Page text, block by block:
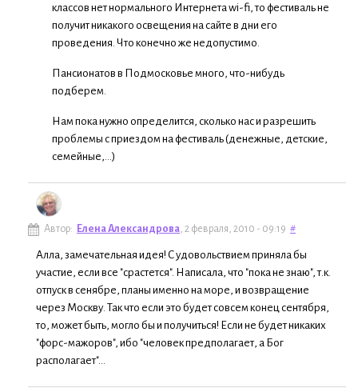
классов нет нормального Интернета wi-fi, то фестиваль не
получит никакого освещения на сайте в дни его
проведения. Что конечно же недопустимо.
Пансионатов в Подмосковье много, что-нибудь
подберем.
Нам пока нужно определится, сколько нас и разрешить
проблемы с приездом на фестиваль (денежные, детские,
семейные,...)
Автор: Елена Александрова, 2 февраля, 2010 - 09:19 #
Алла, замечательная идея! С удовольствием приняла бы
участие, если все "срастется". Написала, что "пока не знаю", т.к.
отпуск в сенябре, планы именно на море, и возвращение
через Москву. Так что если это будет совсем конец сентября,
то, может быть, могло бы и получиться! Если не будет никаких
"форс-мажоров", ибо "человек предполагает, а Бог
располагает"...